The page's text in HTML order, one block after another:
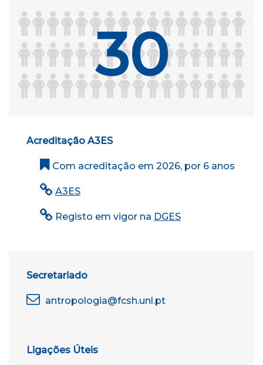
30
Acreditação A3ES
Com acreditação em 2026, por 6 anos
A3ES
Registo em vigor na DGES
Secretariado
antropologia@fcsh.unl.pt
Ligações Úteis